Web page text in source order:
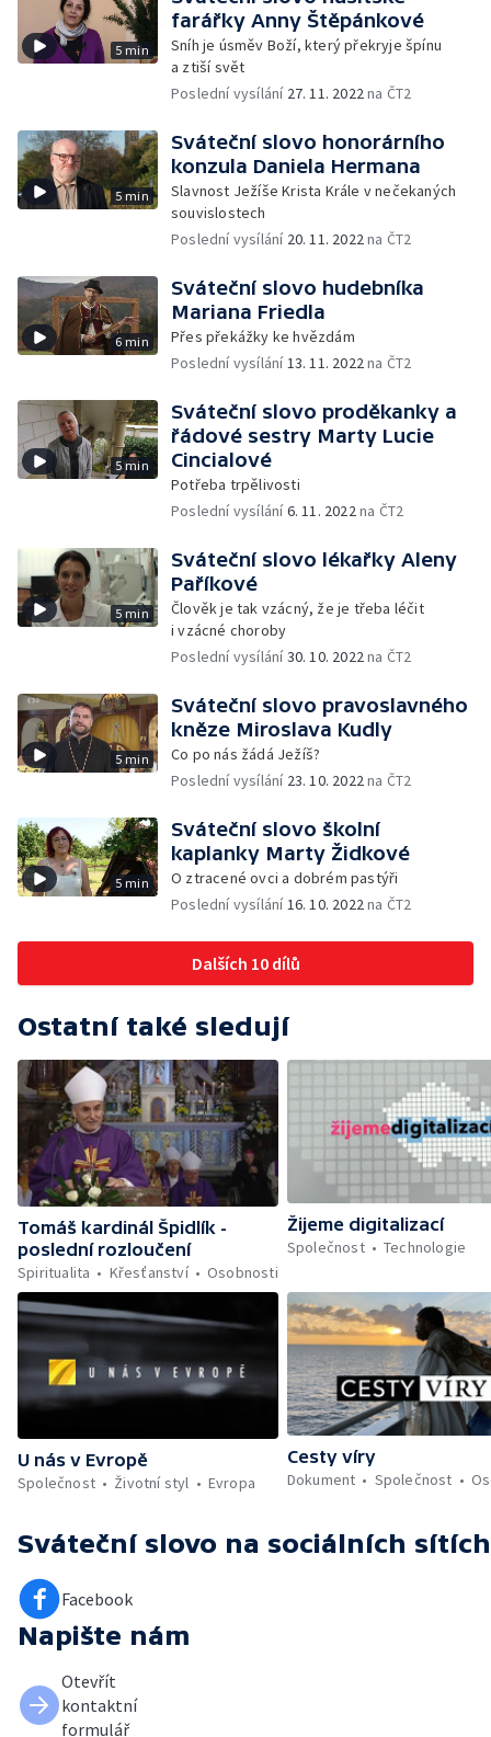
5 min
farářky Anny Štěpánkové
Sníh je úsměv Boží, který překryje špínu
a ztiší svět
Poslední vysílání 27. 11. 2022na ČT2
5 min
Sváteční slovo honorárního
konzula Daniela Hermana
Slavnost Ježíše Krista Krále v nečekaných
souvislostech
Poslední vysílání 20. 11. 2022na ČT2
6 min
Sváteční slovo hudebníka
Mariana Friedla
Přes překážky ke hvězdám
Poslední vysílání13. 11. 2022na ČT2
5 min
Sváteční slovo proděkanky a
řádové sestry Marty Lucie
Cincialové
Potřeba trpělivosti
Poslední vysílání6. 11. 2022na ČT2
5 min
Sváteční slovo lékařky Aleny
Paříkové
Člověk je tak vzácný, že je třeba léčit
i vzácné choroby
Poslední vysílání30. 10. 2022na ČT2
5 min
Sváteční slovo pravoslavného
kněze Miroslava Kudly
Co po nás žádá Ježíš?
Poslední vysílání 23. 10. 2022na ČT2
5 min
Sváteční slovo školní
kaplanky Marty Židkové
O ztracené ovci a dobrém pastýři
Poslední vysílání16. 10. 2022na ČT2
Dalších 10 dílů
Ostatní také sledují
Tomáš kardinál Špidlík -
poslední rozloučení
Spiritualita
Křesťanství Osobnosti
Žijeme digitalizací
Společnost
Technologie
U nás v Evropě
Společnost
Životní styl Evropa
Cesty víry
Dokument
Společnost
Sváteční slovo na sociálních sítích
Facebook
Napište nám
Otevřít
kontaktní
formulář